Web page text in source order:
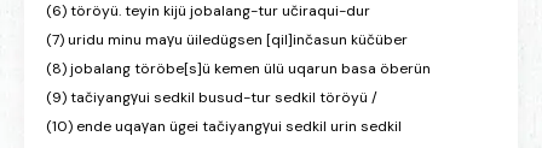
(6) töröyü. teyin kijü jobalang-tur učiraqui-dur
(7) uridu minu maγu üiledügsen [qil]inčasun küčüber
(8) jobalang töröbe[s]ü kemen ülü uqarun basa öberün
(9) tačiyangγui sedkil busud-tur sedkil töröyü /
(10) ende uqaγan ügei tačiyangγui sedkil urin sedkil